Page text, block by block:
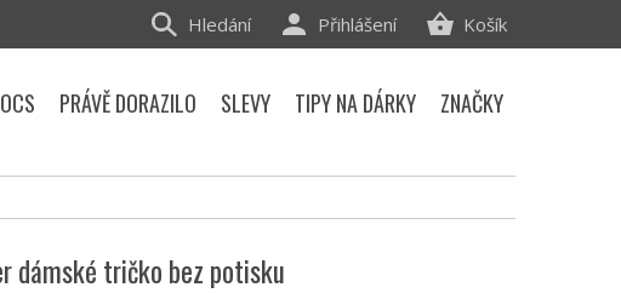
dámské tričko bez potisku
Košík
Přihlášení
Hledání
PRÁVĚ DORAZILO SLEVY TIPY NA DÁRKY ZNAČKY